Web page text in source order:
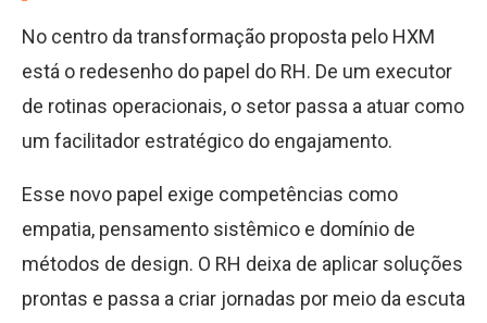
No centro da transformação proposta pelo HXM
está o redesenho do papel do RH. De um executor
de rotinas operacionais, o setor passa a atuar como
um facilitador estratégico do engajamento.
Esse novo papel exige competências como
empatia, pensamento sistêmico e domínio de
métodos de design. O RH deixa de aplicar soluções
prontas e passa a criar jornadas por meio da escuta